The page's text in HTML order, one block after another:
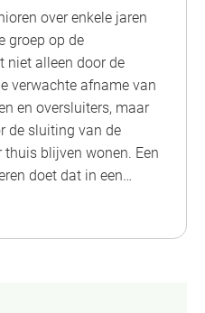
over enkele jaren
groep op de
niet alleen door de
verwachte afname van
en oversluiters, maar
de sluiting van de
blijven wonen. Een
doet dat in een…